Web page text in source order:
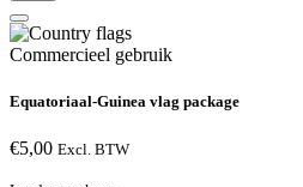
Commercieel gebruik
Equatoriaal-Guinea vlag package
€5,00 Excl. BTW